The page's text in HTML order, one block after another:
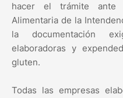
hacer el trámite ante
Alimentaria de la
la documentación
elaboradoras y
gluten.
Todas las empresas